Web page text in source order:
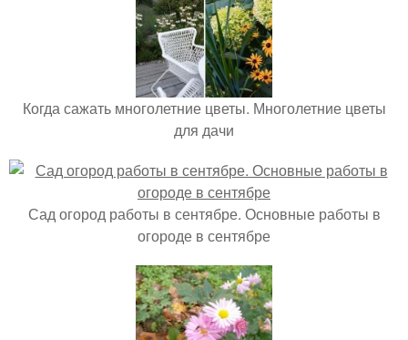
Когда сажать многолетние цветы. Многолетние цветы
для дачи
Сад огород работы в сентябре. Основные работы в
огороде в сентябре